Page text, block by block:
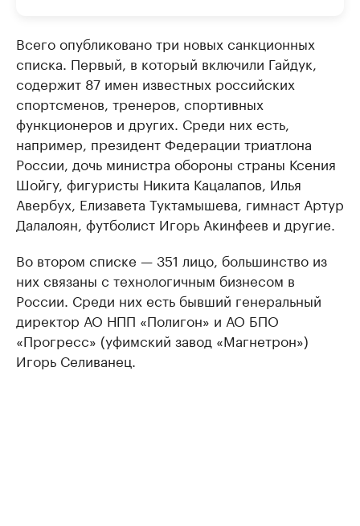
Всего опубликовано три новых санкционных
списка. Первый, в который включили Гайдук,
содержит 87 имен известных российских
спортсменов, тренеров, спортивных
функционеров и других. Среди них есть,
например, президент Федерации триатлона
России, дочь министра обороны страны Ксения
Шойгу, фигуристы Никита Кацалапов, Илья
Авербух, Елизавета Туктамышева, гимнаст Артур
Далалоян, футболист Игорь Акинфеев и другие.
Во втором списке — 351 лицо, большинство из
них связаны с технологичным бизнесом в
России. Среди них есть бывший генеральный
директор АО НПП «Полигон» и АО БПО
«Прогресс» (уфимский завод «Магнетрон»)
Игорь Селиванец.